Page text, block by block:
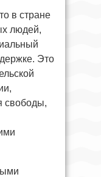
в стране
людей,
Это
свободы,